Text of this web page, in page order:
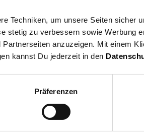
Techniken, um unsere Seiten sicher
stetig zu verbessern sowie Werbung
anzuzeigen. Mit einem
kannst Du jederzeit in den
Präferenzen